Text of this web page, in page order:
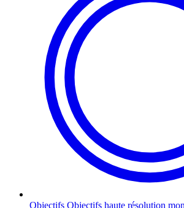
Objectifs Objectifs haute résolution